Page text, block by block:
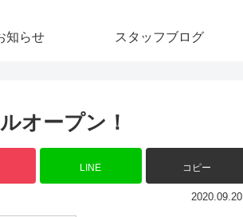
知らせ スタッフブログ
オープン！
LINE コピー
2020.09.20